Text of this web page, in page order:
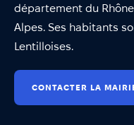
département du
Alpes. Ses habitants
Lentilloises.
CONTACTER LA